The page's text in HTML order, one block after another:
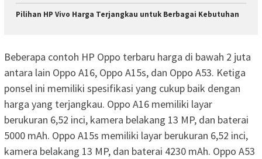
Pilihan HP Vivo Harga Terjangkau untuk Berbagai Kebutuhan
Beberapa contoh HP Oppo terbaru harga di bawah 2 juta
antara lain Oppo A16, Oppo A15s, dan Oppo A53. Ketiga
ponsel ini memiliki spesifikasi yang cukup baik dengan
harga yang terjangkau. Oppo A16 memiliki layar
berukuran 6,52 inci, kamera belakang 13 MP, dan baterai
5000 mAh. Oppo A15s memiliki layar berukuran 6,52 inci,
kamera belakang 13 MP, dan baterai 4230 mAh. Oppo A53